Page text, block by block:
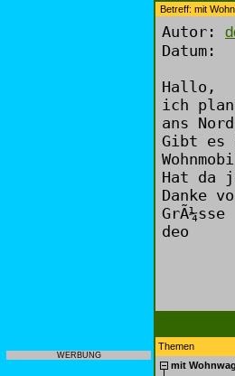
WERBUNG
Betreff: mit
Autor:
Datum:
Hallo,
ich
ans
Gibt es
Hat da
Danke
GrÃ¼sse
deo
Themen
mit